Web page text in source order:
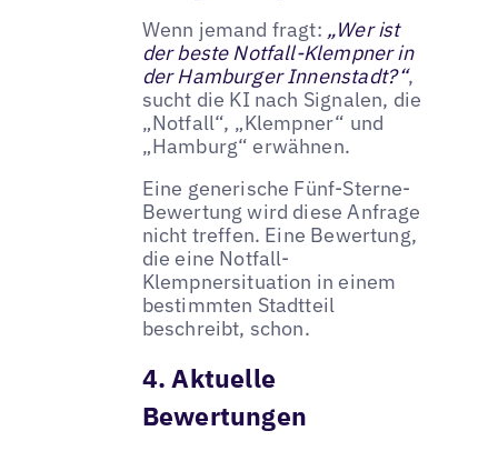
Wenn jemand fragt: „Wer ist
der beste Notfall-Klempner in
der Hamburger Innenstadt?“,
sucht die KI nach Signalen, die
„Notfall“, „Klempner“ und
„Hamburg“ erwähnen.
Eine generische Fünf-Sterne-
Bewertung wird diese Anfrage
nicht treffen. Eine Bewertung,
die eine Notfall-
Klempnersituation in einem
bestimmten Stadtteil
beschreibt, schon.
4. Aktuelle
Bewertungen